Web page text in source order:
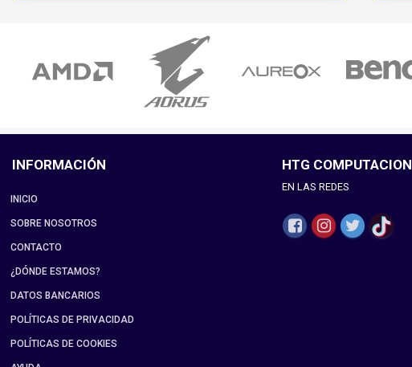
INFORMACIÓN
INICIO
SOBRE NOSOTROS
CONTACTO
¿DÓNDE ESTAMOS?
DATOS BANCARIOS
POLÍTICAS DE PRIVACIDAD
POLÍTICAS DE COOKIES
HTG COMPUTACION
EN LAS REDES